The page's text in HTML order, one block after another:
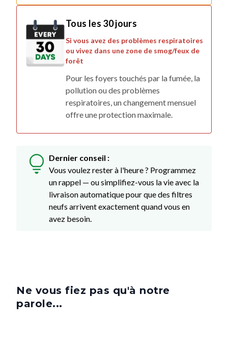
Tous les 30 jours
Si vous avez des problèmes respiratoires
ou vivez dans une zone de smog/feux de
forêt
Pour les foyers touchés par la fumée, la
pollution ou des problèmes
respiratoires, un changement mensuel
offre une protection maximale.
Dernier conseil :
Vous voulez rester à l'heure ? Programmez
un rappel — ou simplifiez-vous la vie avec la
livraison automatique pour que des filtres
neufs arrivent exactement quand vous en
avez besoin.
Ne vous fiez pas qu'à notre
parole...